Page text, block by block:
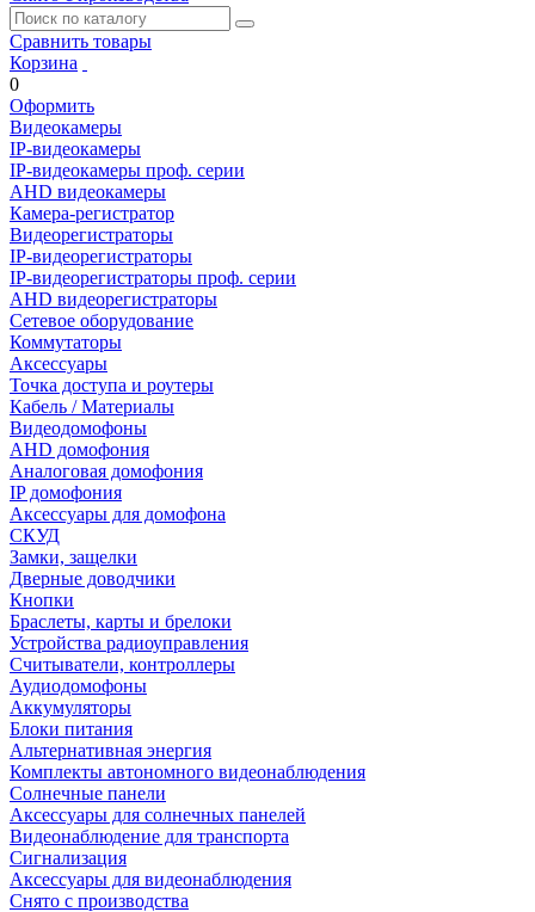
Сравнить товары
Корзина
0
Оформить
Видеокамеры
IP-видеокамеры
IP-видеокамеры проф. серии
AHD видеокамеры
Камера-регистратор
Видеорегистраторы
IP-видеорегистраторы
IP-видеорегистраторы проф. серии
AHD видеорегистраторы
Сетевое оборудование
Коммутаторы
Аксессуары
Точка доступа и роутеры
Кабель / Материалы
Видеодомофоны
AHD домофония
Аналоговая домофония
IP домофония
Аксессуары для домофона
СКУД
Замки, защелки
Дверные доводчики
Кнопки
Браслеты, карты и брелоки
Устройства радиоуправления
Считыватели, контроллеры
Аудиодомофоны
Аккумуляторы
Блоки питания
Альтернативная энергия
Комплекты автономного видеонаблюдения
Солнечные панели
Аксессуары для солнечных панелей
Видеонаблюдение для транспорта
Сигнализация
Аксессуары для видеонаблюдения
Снято с производства